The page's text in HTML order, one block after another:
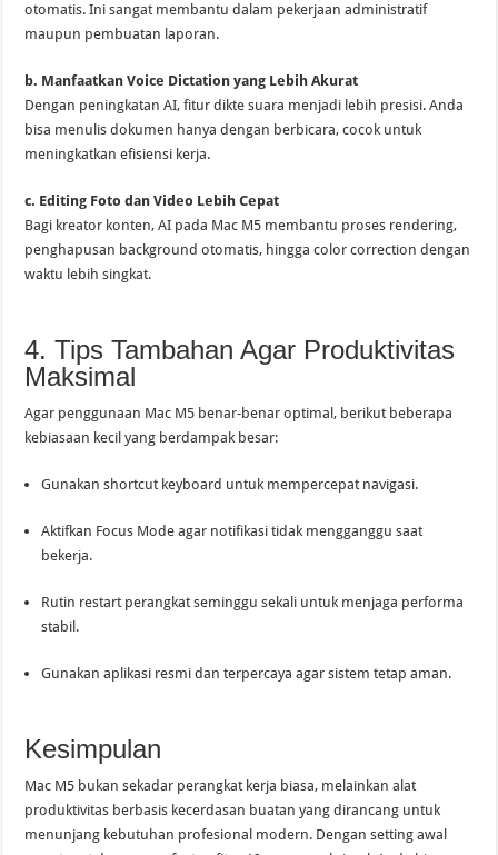
otomatis. Ini sangat membantu dalam pekerjaan administratif
maupun pembuatan laporan.
b. Manfaatkan Voice Dictation yang Lebih Akurat
Dengan peningkatan AI, fitur dikte suara menjadi lebih presisi. Anda
bisa menulis dokumen hanya dengan berbicara, cocok untuk
meningkatkan efisiensi kerja.
c. Editing Foto dan Video Lebih Cepat
Bagi kreator konten, AI pada Mac M5 membantu proses rendering,
penghapusan background otomatis, hingga color correction dengan
waktu lebih singkat.
4. Tips Tambahan Agar Produktivitas
Maksimal
Agar penggunaan Mac M5 benar-benar optimal, berikut beberapa
kebiasaan kecil yang berdampak besar:
Gunakan shortcut keyboard untuk mempercepat navigasi.
Aktifkan Focus Mode agar notifikasi tidak mengganggu saat
bekerja.
Rutin restart perangkat seminggu sekali untuk menjaga performa
stabil.
Gunakan aplikasi resmi dan terpercaya agar sistem tetap aman.
Kesimpulan
Mac M5 bukan sekadar perangkat kerja biasa, melainkan alat
produktivitas berbasis kecerdasan buatan yang dirancang untuk
menunjang kebutuhan profesional modern. Dengan setting awal